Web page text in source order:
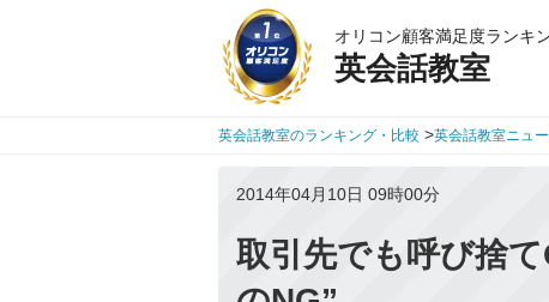
オリコン顧客満足度ランキ
英会話教室
英会話教室のランキング・比較 >英会話教室ニュ
2014年04月10日 09時00分
取引先でも呼び捨